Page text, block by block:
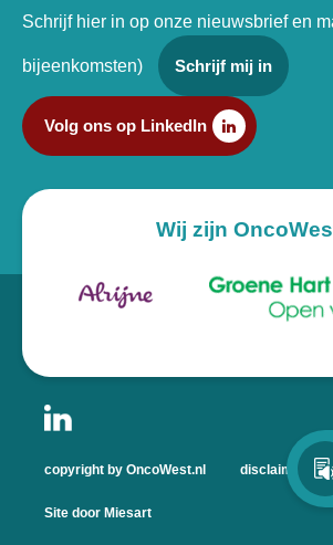
Schrijf hier in op onze nieuwsbrief en
bijeenkomsten) Schrijf mij in
Volg ons op LinkedIn
Wij zijn
copyright by OncoWest.nl disclaimer
Site door Miesart